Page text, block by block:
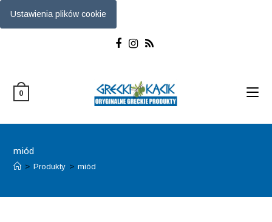
Ustawienia plików cookie
0
miód
> Produkty > miód